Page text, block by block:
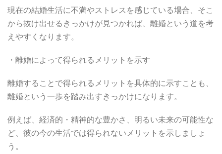
現在の結婚生活に不満やストレスを感じている場合、そこ
から抜け出せるきっかけが見つかれば、離婚という道を考
えやすくなります。
・離婚によって得られるメリットを示す
離婚することで得られるメリットを具体的に示すことも、
離婚という一歩を踏み出すきっかけになります。
例えば、経済的・精神的な豊かさ、明るい未来の可能性な
ど、彼の今の生活では得られないメリットを示しましょ
う。